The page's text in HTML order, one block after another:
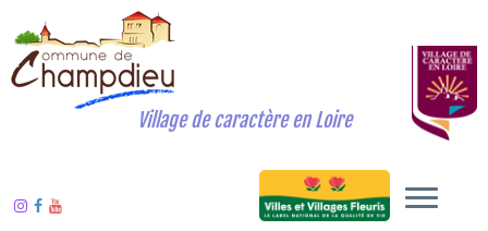
Village de caractère en Loire